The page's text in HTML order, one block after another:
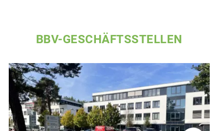
BBV-GESCHÄFTSSTELLEN